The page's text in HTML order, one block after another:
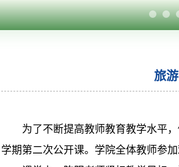
旅
为了不断提高教师教育教学水平
学期第二次公开课。学院全体教师参